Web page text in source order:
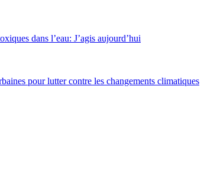
dans l’eau: J’agis aujourd’hui
pour lutter contre les changements climatiques